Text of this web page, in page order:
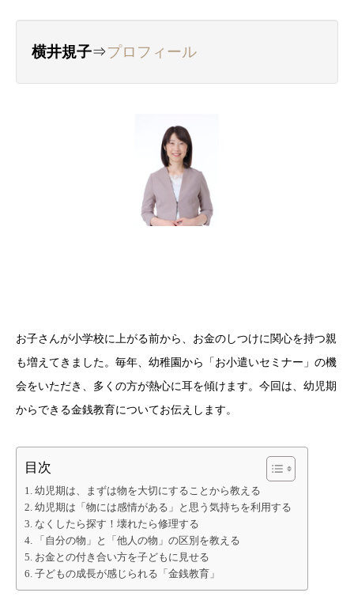
横井規子⇒プロフィール
お子さんが小学校に上がる前から、お金のしつけに関心を持つ親
も増えてきました。毎年、幼稚園から「お小遣いセミナー」の機
会をいただき、多くの方が熱心に耳を傾けます。今回は、幼児期
からできる金銭教育についてお伝えします。
目次
幼児期は、まずは物を大切にすることから教える
幼児期は「物には感情がある」と思う気持ちを利用する
なくしたら探す！壊れたら修理する
「自分の物」と「他人の物」の区別を教える
お金との付き合い方を子どもに見せる
子どもの成長が感じられる「金銭教育」